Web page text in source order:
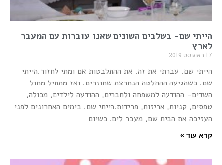
הייתי שם- בשלבים השונים שאנו עוברות עם המעבר
לארץ
17 באוגוסט 2019
הייתי שם. עברתי את זה. את ההתלבטות אם ומתי לחזור.הייתי
שם. כשהגיעה ההחלטה הנחרצת שחוזרים. ואז מתחיל מחול
השדים- ההודעה למשפחה ולחברים, ההודעה לילדים, מכולה,
טפסים, קניות, אריזות, פרידות.הייתי שם. בימים האחרונים לפני
העזיבה את הבית שם, מעבר לים. כשיום
קרא עוד »